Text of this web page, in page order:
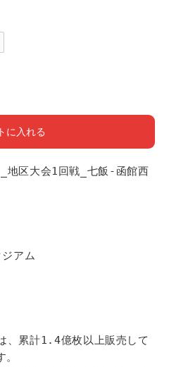
に入れる
地区大会1回戦_七飯-函館西
アム
累計1.4億枚以上販売して